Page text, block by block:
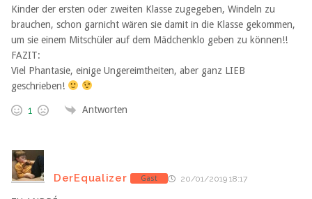
Kinder der ersten oder zweiten Klasse zugegeben, Windeln zu
brauchen, schon garnicht wären sie damit in die Klasse gekommen,
um sie einem Mitschüler auf dem Mädchenklo geben zu können!!
FAZIT:
Viel Phantasie, einige Ungereimtheiten, aber ganz LIEB
geschrieben!
1 Antworten
DerEqualizer Gast 20/01/2019 18:17